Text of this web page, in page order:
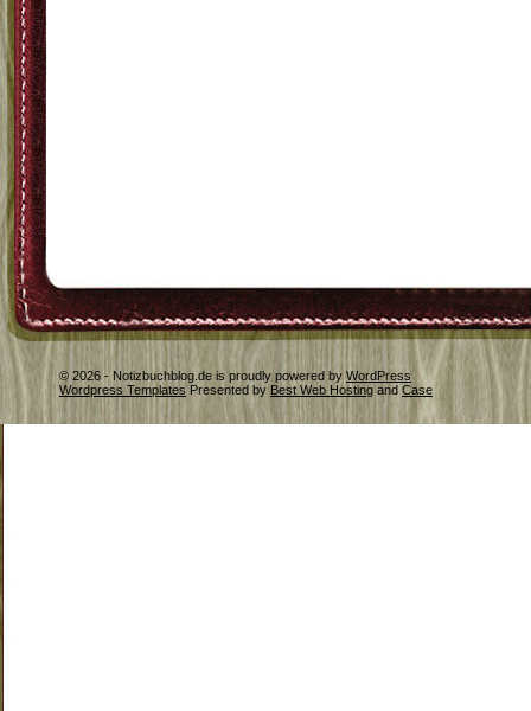
© 2026 - Notizbuchblog.de is proudly powered by WordPress
Wordpress Templates Presented by Best Web Hosting and Case